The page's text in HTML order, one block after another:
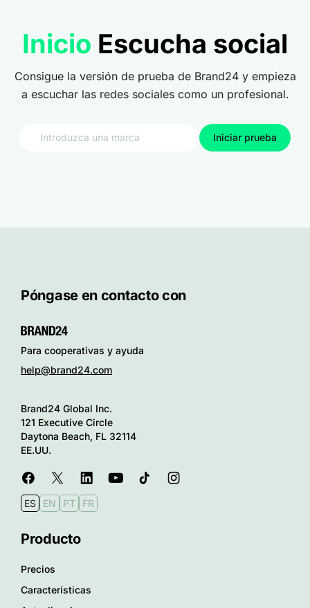
Inicio Escucha social
Consigue la versión de prueba de Brand24 y empieza
a escuchar las redes sociales como un profesional.
Iniciar prueba
Póngase en contacto con
Para cooperativas y ayuda
help@brand24.com
Brand24 Global Inc.
121 Executive Circle
Daytona Beach, FL 32114
EE.UU.
ES EN PT FR
Producto
Precios
Características